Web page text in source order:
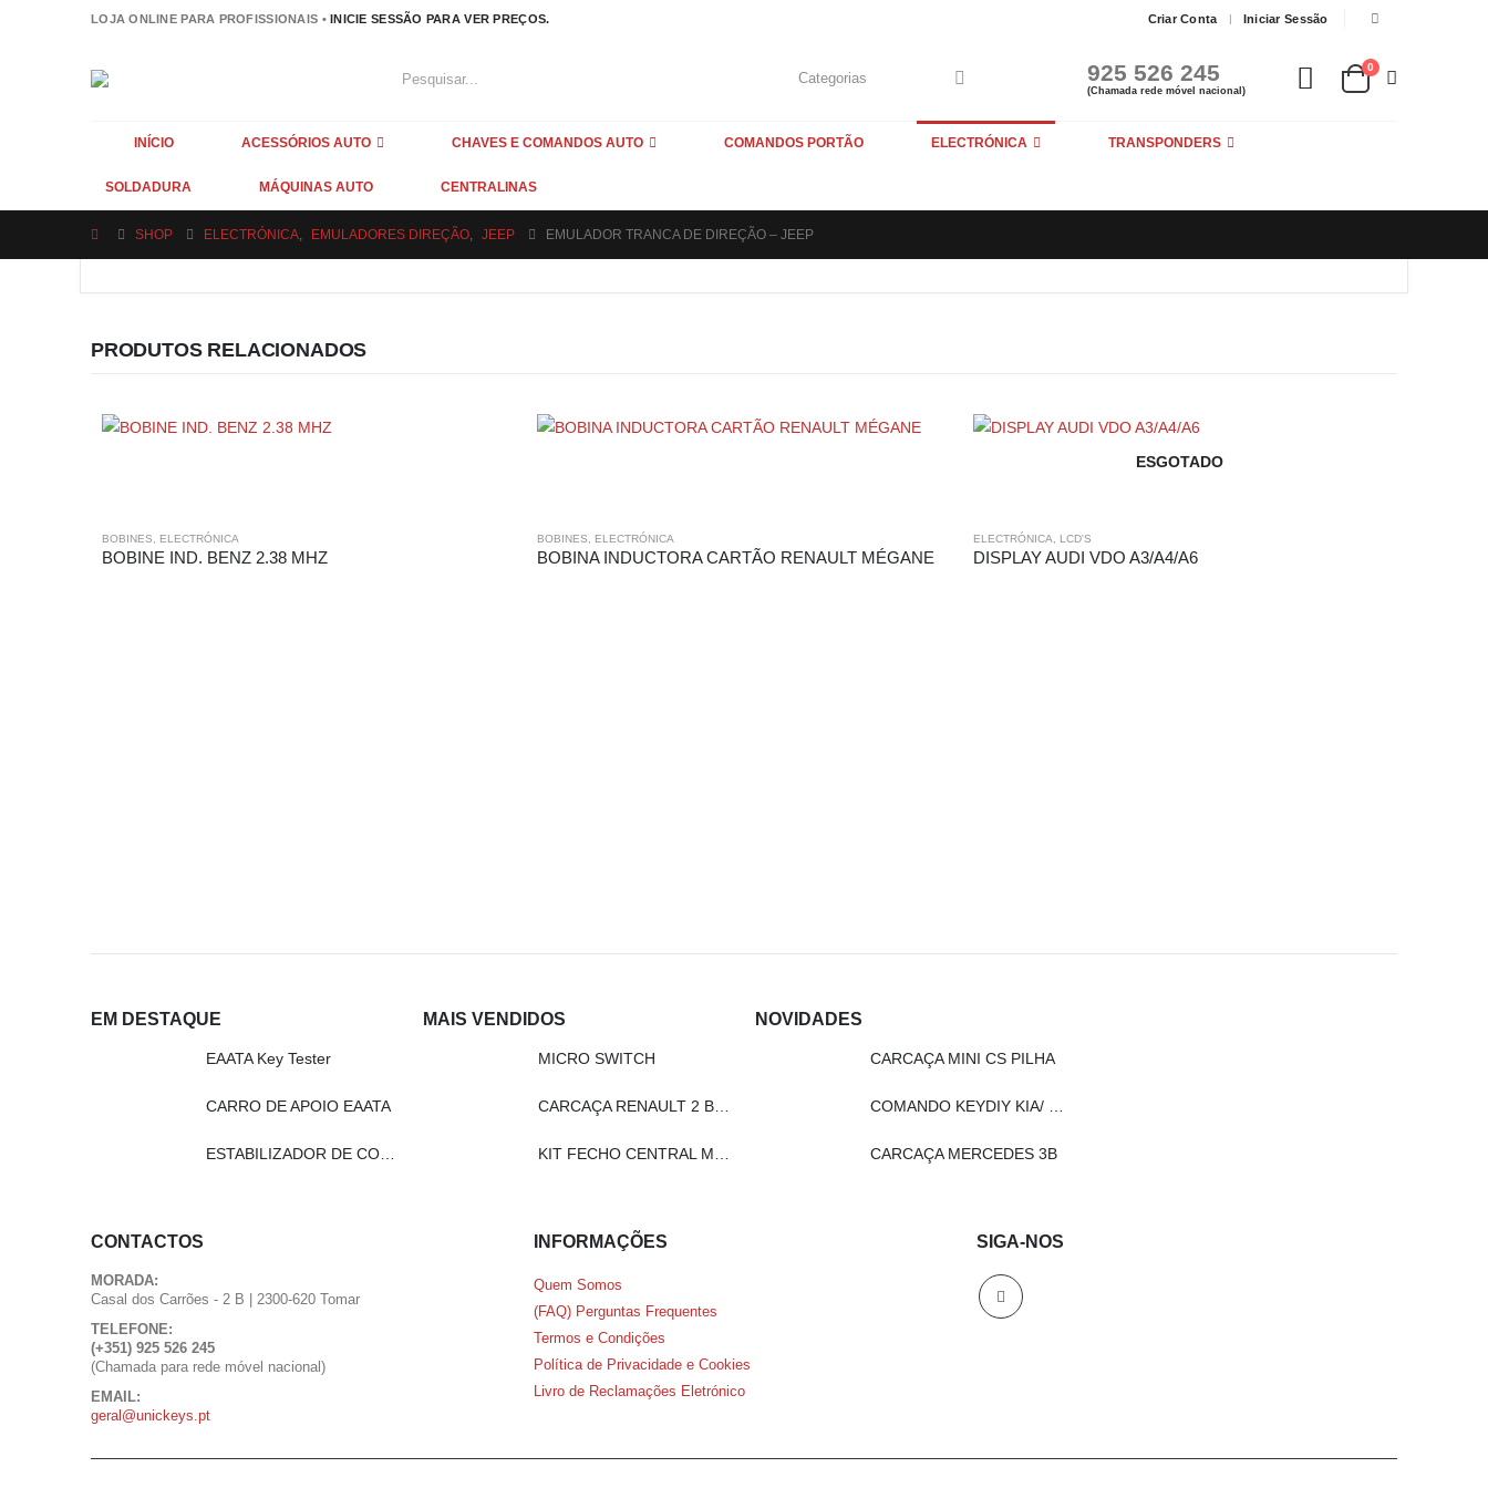
LOJA ONLINE PARA PROFISSIONAIS •INICIE SESSÃO PARA VER PREÇOS. Criar Conta Iniciar Sessão
925 526 245
(Chamada rede móvel nacional)
0
INÍCIO ACESSÓRIOS AUTO CHAVES E COMANDOS AUTO COMANDOS PORTÃO ELECTRÓNICA TRANSPONDERS
SOLDADURA MÁQUINAS AUTO CENTRALINAS
SHOP ELECTRÓNICA, EMULADORES DIREÇÃO, JEEP EMULADOR TRANCA DE DIREÇÃO – JEEP
PRODUTOS RELACIONADOS
BOBINES, ELECTRÓNICA
BOBINE IND. BENZ 2.38 MHZ
BOBINES, ELECTRÓNICA
BOBINA INDUCTORA CARTÃO RENAULT MÉGANE
ESGOTADO
ELECTRÓNICA, LCD'S
DISPLAY AUDI VDO A3/A4/A6
EM DESTAQUE
EAATA Key Tester
CARRO DE APOIO EAATA
MAIS VENDIDOS
MICRO SWITCH
NOVIDADES
CARCAÇA MINI CS PILHA
CARCAÇA MERCEDES 3B
CONTACTOS
MORADA:
Casal dos Carrões - 2 B | 2300-620 Tomar
TELEFONE:
(+351) 925 526 245
(Chamada para rede móvel nacional)
EMAIL:
geral@unickeys.pt
INFORMAÇÕES
Quem Somos
(FAQ) Perguntas Frequentes
Termos e Condições
Política de Privacidade e Cookies
Livro de Reclamações Eletrónico
SIGA-NOS